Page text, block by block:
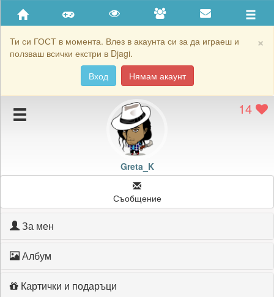
×
Ти си ГОСТ в момента. Влез в акаунта си за да играеш и
ползваш всички екстри в Djagi.
Вход
Нямам акаунт
Приятели
Хронология на игри
Подаръците на Greta_K 14
Greta_K
Съобщение
За мен
Албум
Картички и подаръци